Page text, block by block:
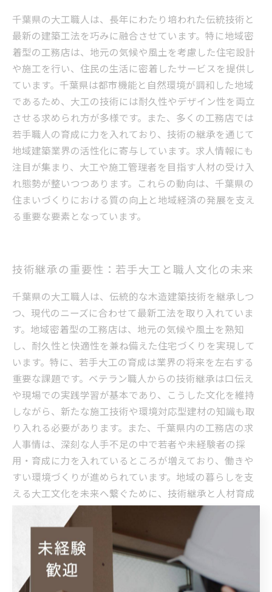
千葉県の大工職人は、長年にわたり培われた伝統技術と
最新の建築工法を巧みに融合させています。特に地域密
着型の工務店は、地元の気候や風土を考慮した住宅設計
や施工を行い、住民の生活に密着したサービスを提供し
ています。千葉県は都市機能と自然環境が調和した地域
であるため、大工の技術には耐久性やデザイン性を両立
させる求められ方が多様です。また、多くの工務店では
若手職人の育成に力を入れており、技術の継承を通じて
地域建築業界の活性化に寄与しています。求人情報にも
注目が集まり、大工や施工管理者を目指す人材の受け入
れ態勢が整いつつあります。これらの動向は、千葉県の
住まいづくりにおける質の向上と地域経済の発展を支え
る重要な要素となっています。
技術継承の重要性：若手大工と職人文化の未来
千葉県の大工職人は、伝統的な木造建築技術を継承しつ
つ、現代のニーズに合わせて最新工法を取り入れていま
す。地域密着型の工務店は、地元の気候や風土を熟知
し、耐久性と快適性を兼ね備えた住宅づくりを実現して
います。特に、若手大工の育成は業界の将来を左右する
重要な課題です。ベテラン職人からの技術継承は口伝え
や現場での実践学習が基本であり、こうした文化を維持
しながら、新たな施工技術や環境対応型建材の知識も取
り入れる必要があります。また、千葉県内の工務店の求
人事情は、深刻な人手不足の中で若者や未経験者の採
用・育成に力を入れているところが増えており、働きや
すい環境づくりが進められています。地域の暮らしを支
える大工文化を未来へ繋ぐために、技術継承と人材育成
は欠かせないテーマです。
千葉県の建築業界に迫る求人事情と働き方改革